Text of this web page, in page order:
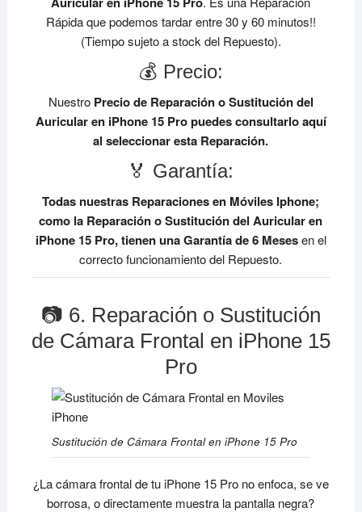
Rápida que podemos tardar entre 30 y 60 minutos!!
(Tiempo sujeto a stock del Repuesto).
💰 Precio:
Nuestro Precio de Reparación o Sustitución del
Auricular en iPhone 15 Propuedes consultarlo aquí
al seleccionar esta Reparación.
🏅 Garantía:
Todas nuestras Reparaciones en Móviles Iphone;
como la Reparación o Sustitución del Auricular en
iPhone 15 Pro, tienen una Garantía de 6 Mesesen el
correcto funcionamiento del Repuesto.
📷 6. Reparación o Sustitución
de Cámara Frontal en iPhone 15
Pro
Sustitución de Cámara Frontal en iPhone 15 Pro
¿La cámara frontal de tu iPhone 15 Pro no enfoca, se ve
borrosa, o directamente muestra la pantalla negra?